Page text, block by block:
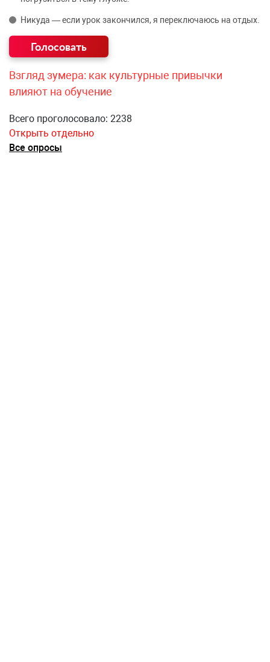
Никуда — если урок закончился, я переключаюсь на отдых.
Взгляд зумера: как культурные привычки
влияют на обучение
Всего проголосовало: 2238
Открыть отдельно
Все опросы